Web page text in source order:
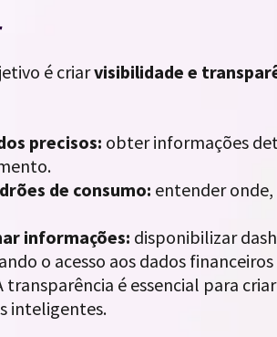
é criarvisibilidade e
precisos: obter informações
de consumo: entender onde,
informações: disponibilizar
o acesso aos dados
transparência é essencial para
inteligentes.